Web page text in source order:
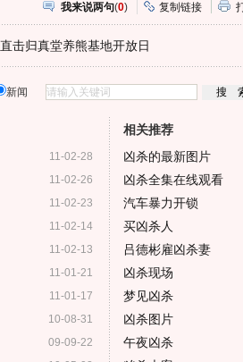
我来说两句(0) 复制链接
直击归真堂养熊基地开放日
新闻
11-02-28
11-02-26
11-02-23
11-02-14
11-02-13
11-01-21
11-01-17
10-08-31
09-09-22
相关推荐
凶杀的最新图片
凶杀全集在线观看
汽车暴力开锁
买凶杀人
吕德彬雇凶杀妻
凶杀现场
梦见凶杀
凶杀图片
午夜凶杀